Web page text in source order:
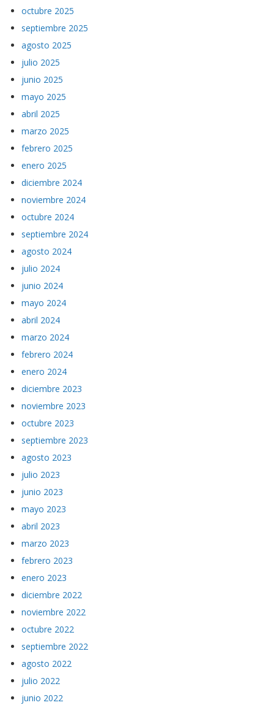
octubre 2025
septiembre 2025
agosto 2025
julio 2025
junio 2025
mayo 2025
abril 2025
marzo 2025
febrero 2025
enero 2025
diciembre 2024
noviembre 2024
octubre 2024
septiembre 2024
agosto 2024
julio 2024
junio 2024
mayo 2024
abril 2024
marzo 2024
febrero 2024
enero 2024
diciembre 2023
noviembre 2023
octubre 2023
septiembre 2023
agosto 2023
julio 2023
junio 2023
mayo 2023
abril 2023
marzo 2023
febrero 2023
enero 2023
diciembre 2022
noviembre 2022
octubre 2022
septiembre 2022
agosto 2022
julio 2022
junio 2022